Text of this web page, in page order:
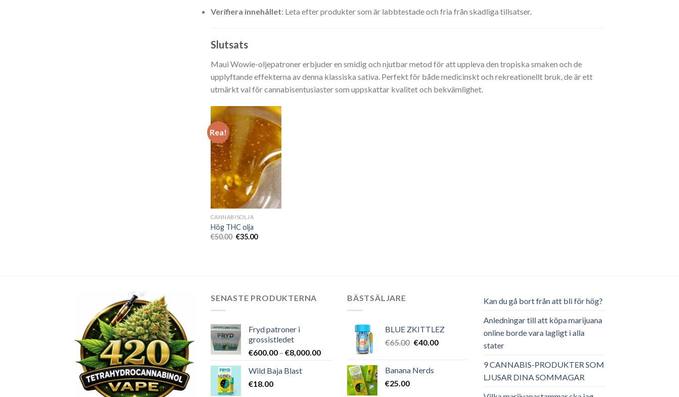
Verifiera innehållet: Leta efter produkter som är labbtestade och fria från skadliga tillsatser.
Slutsats
Maui Wowie-oljepatroner erbjuder en smidig och njutbar metod för att uppleva den tropiska smaken och de
upplyftande effekterna av denna klassiska sativa. Perfekt för både medicinskt och rekreationellt bruk, de är ett
utmärkt val för cannabisentusiaster som uppskattar kvalitet och bekvämlighet.
Rea!
CANNABISOLJA
Hög THC olja
€50.00 Det
€35.00Det
SENASTE PRODUKTERNA
Fryd patroner i
grossistledet
€600.00 – €8,000.00Prisintervall:
€8,000.00
Wild Baja Blast
€18.00
BÄSTSÄLJARE
BLUE ZKITTLEZ
€65.00 Det
var:
€40.00Det
Banana Nerds
€25.00
Kan du gå bort från att bli för hög?
Anledningar till att köpa marijuana
online borde vara lagligt i alla
stater
9 CANNABIS-PRODUKTER SOM
LJUSAR DINA SOMMAGAR